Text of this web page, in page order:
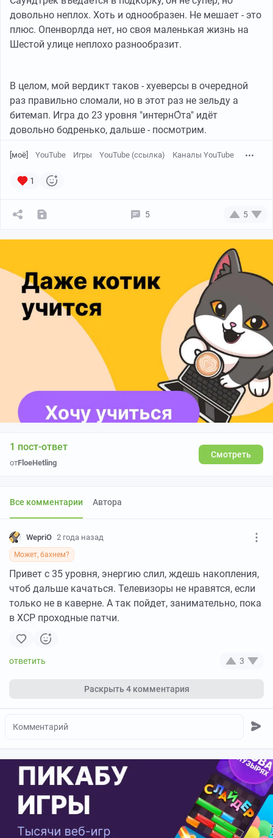
довольно неплох. Хоть и однообразен. Не мешает - это
плюс. Опенворлда нет, но своя маленькая жизнь на
Шестой улице неплохо разнообразит.
В целом, мой вердикт таков - хуеверсы в очередной
раз правильно сломали, но в этот раз не зельду а
битемап. Игра до 23 уровня "интернО́та" идёт
довольно бодренько, дальше - посмотрим.
[моё] YouTube Игры YouTube (ссылка) Каналы YouTube
1
5 5
1 пост-ответ
отFloeHetling
Смотреть
Все комментарии Автора
WepriO 2 года назад
Может, бахнем?
Привет с 35 уровня, энергию слил, ждешь накопления,
чтоб дальше качаться. Телевизоры не нравятся, если
только не в каверне. А так пойдет, занимательно, пока
в ХСР проходные патчи.
3
Раскрыть4 комментария